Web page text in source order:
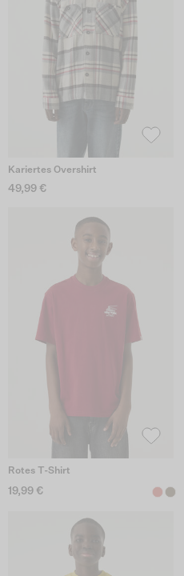
Kariertes Overshirt
49,99 €
Rotes T-Shirt
19,99 €